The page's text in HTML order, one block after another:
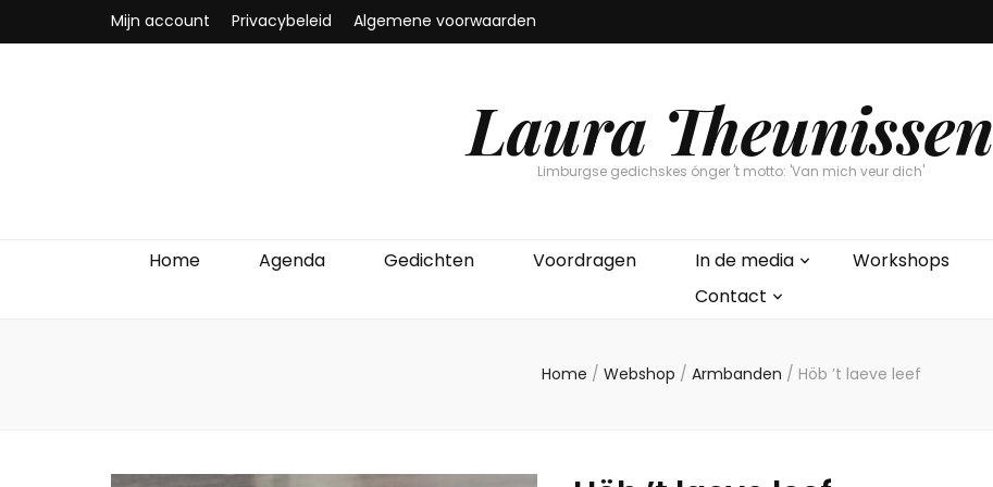
Mijn account Privacybeleid Algemene voorwaarden
Laura Theunissen
Limburgse gedichskes ónger 't motto: 'Van mich veur dich'
Home Agenda Gedichten Voordragen In de media Workshops
Contact
Home / Webshop / Armbanden / Höb ’t laeve leef